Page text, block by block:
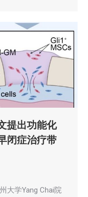
提出功能化
闭症治疗带
大学Yang Chai院